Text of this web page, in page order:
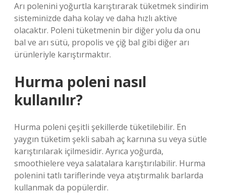
Arı polenini yoğurtla karıştırarak tüketmek sindirim
sisteminizde daha kolay ve daha hızlı aktive
olacaktır. Poleni tüketmenin bir diğer yolu da onu
bal ve arı sütü, propolis ve çiğ bal gibi diğer arı
ürünleriyle karıştırmaktır.
Hurma poleni nasıl
kullanılır?
Hurma poleni çeşitli şekillerde tüketilebilir. En
yaygın tüketim şekli sabah aç karnına su veya sütle
karıştırılarak içilmesidir. Ayrıca yoğurda,
smoothielere veya salatalara karıştırılabilir. Hurma
polenini tatlı tariflerinde veya atıştırmalık barlarda
kullanmak da popülerdir.